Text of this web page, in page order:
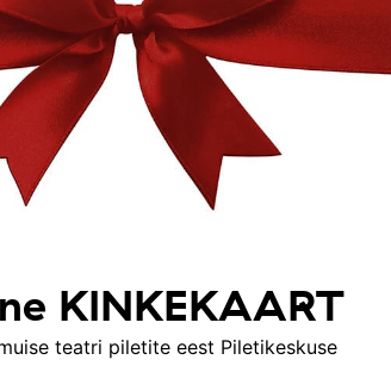
KINKEKAART
teatri piletite eest Piletikeskuse